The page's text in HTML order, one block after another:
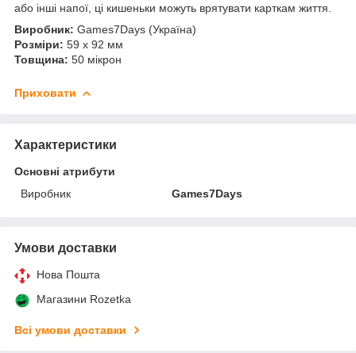
або інші напої, ці кишеньки можуть врятувати карткам життя.
Виробник: Games7Days (Україна)
Розміри: 59 x 92 мм
Товщина: 50 мікрон
Приховати
Характеристики
Основні атрибути
Виробник
Games7Days
Умови доставки
Нова Пошта
Магазини Rozetka
Всі умови доставки